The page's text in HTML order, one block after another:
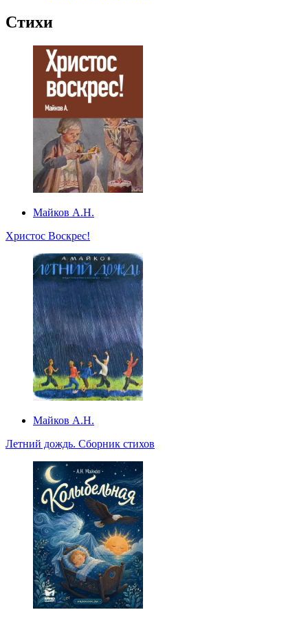
Стихи
Майков А.Н.
Христос Воскрес!
Майков А.Н.
Летний дождь. Сборник стихов